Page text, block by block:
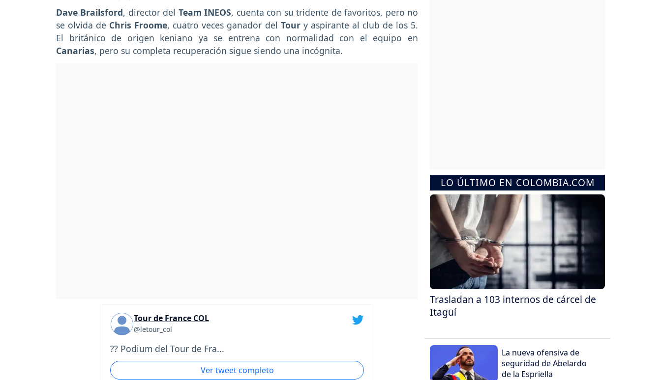
Dave Brailsford, director del Team INEOS, cuenta con su tridente de favoritos, pero no
se olvida de Chris Froome, cuatro veces ganador del Toury aspirante al club de los 5.
El británico de origen keniano ya se entrena con normalidad con el equipo en
Canarias, pero su completa recuperación sigue siendo una incógnita.
Tour de France COL
@letour_col
?? Podium del Tour de Fra...
Ver tweet completo
LO ÚLTIMO EN COLOMBIA.COM
Trasladan a 103 internos de cárcel de
Itagüí
La nueva ofensiva de
seguridad de Abelardo
de la Espriella